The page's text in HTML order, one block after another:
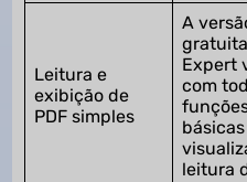
Leitura e
exibição de
PDF simples
A
Expert
com
leitura